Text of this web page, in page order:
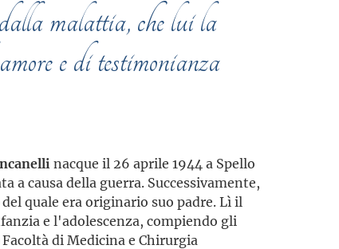
malattia, che lui la
e di testimonianza
nacque il 26 aprile 1944 a Spello
a causa della guerra. Successivamente,
quale era originario suo padre. Lì il
e l'adolescenza, compiendo gli
di Medicina e Chirurgia